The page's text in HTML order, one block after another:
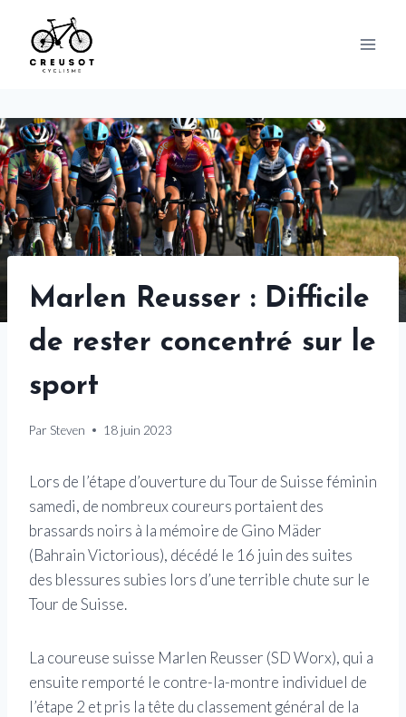
content
Marlen Reusser : Difficile
de rester concentré sur le
sport
Par Steven 18 juin 2023
Lors de l’étape d’ouverture du Tour de Suisse féminin
samedi, de nombreux coureurs portaient des
brassards noirs à la mémoire de Gino Mäder
(Bahrain Victorious), décédé le 16 juin des suites
des blessures subies lors d’une terrible chute sur le
Tour de Suisse.
La coureuse suisse Marlen Reusser (SD Worx), qui a
ensuite remporté le contre-la-montre individuel de
l’étape 2 et pris la tête du classement général de la